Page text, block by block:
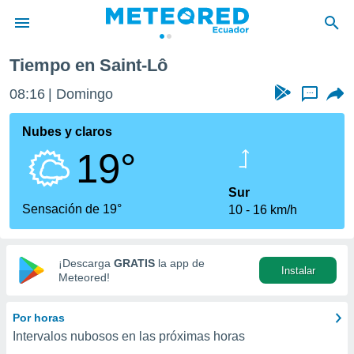
de
ha
calidad.
a este
las
y
digital
basada
Tiempo en Saint-Lô
08:16 Domingo ...
Nubes y claros
19°
Sensación de 19°
Sur
10
16 km/h
¡Descarga GRATIS la app de
Meteored!
Instalar
Por horas
Intervalos nubosos en las próximas horas